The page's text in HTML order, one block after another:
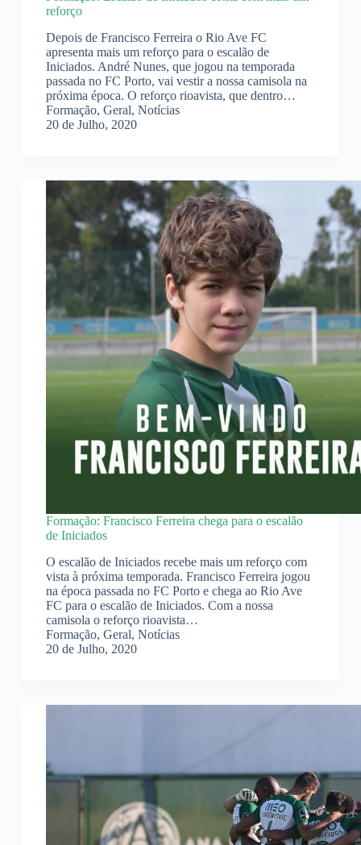
reforço
Depois de Francisco Ferreira o Rio Ave FC
apresenta mais um reforço para o escalão de
Iniciados. André Nunes, que jogou na temporada
passada no FC Porto, vai vestir a nossa camisola na
próxima época. O reforço rioavista, que dentro…
Formação, Geral, Notícias
20 de Julho, 2020
Formação: Francisco Ferreira chega para o escalão
de Iniciados
O escalão de Iniciados recebe mais um reforço com
vista à próxima temporada. Francisco Ferreira jogou
na época passada no FC Porto e chega ao Rio Ave
FC para o escalão de Iniciados. Com a nossa
camisola o reforço rioavista…
Formação, Geral, Notícias
20 de Julho, 2020